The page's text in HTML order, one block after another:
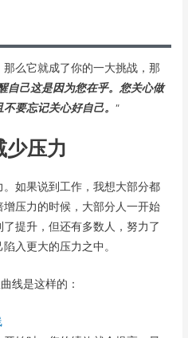
么它就成了你的一大挑战，那
自己这是因为您在乎。您关心做
不要忘记关心好自己。“
少压力
如果说到工作，我想大部分都
压力的时候，大部分人一开始
提升，但还有多数人，努力了
入更大的压力之中。
线是这样的：